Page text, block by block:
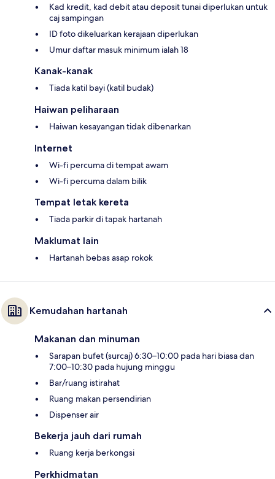
Kad kredit, kad debit atau deposit tunai diperlukan untuk
caj sampingan
ID foto dikeluarkan kerajaan diperlukan
Umur daftar masuk minimum ialah 18
Kanak-kanak
Tiada katil bayi (katil budak)
Haiwan peliharaan
Haiwan kesayangan tidak dibenarkan
Internet
Wi-fi percuma di tempat awam
Wi-fi percuma dalam bilik
Tempat letak kereta
Tiada parkir di tapak hartanah
Maklumat lain
Hartanah bebas asap rokok
Kemudahan hartanah
Makanan dan minuman
Sarapan bufet (surcaj) 6:30–10:00 pada hari biasa dan
7:00–10:30 pada hujung minggu
Bar/ruang istirahat
Ruang makan persendirian
Dispenser air
Bekerja jauh dari rumah
Ruang kerja berkongsi
Perkhidmatan